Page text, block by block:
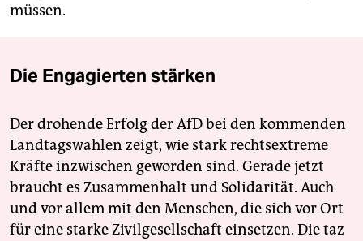
müssen.
Die Engagierten stärken
Der drohende Erfolg der AfD bei den kommenden
Landtagswahlen zeigt, wie stark rechtsextreme
Kräfte inzwischen geworden sind. Gerade jetzt
braucht es Zusammenhalt und Solidarität. Auch
und vor allem mit den Menschen, die sich vor Ort
für eine starke Zivilgesellschaft einsetzen. Die taz